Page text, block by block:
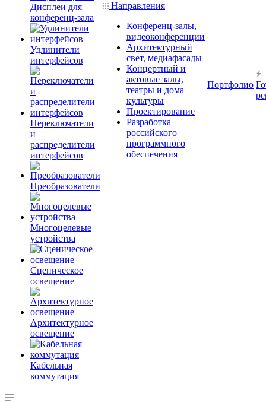
Дисплеи для
конференц-зала
Удлинители
интерфейсов
Переключатели
и
распределители
интерфейсов
Преобразователи
Многоцелевые
устройства
Сценическое
освещение
Архитектурное
освещение
Кабельная
коммутация
Направления
Конференц-залы,
видеоконференции
Архитектурный
свет, медиафасады
Концертный и
актовые залы,
театры и дома
культуры
Проектирование
Разработка
российского
программного
обеспечения
Портфолио